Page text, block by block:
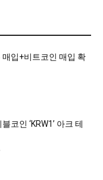
입+비트코인 매입 확
코인 ‘KRW1’ 아크 테